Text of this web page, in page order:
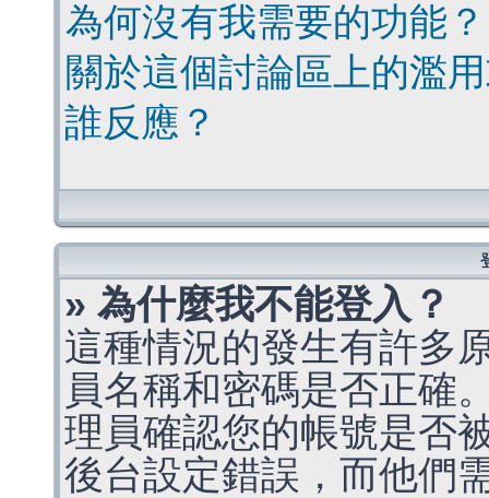
為何沒有我需要的功能？
關於這個討論區上的濫
誰反應？
» 為什麼我不能登入？
這種情況的發生有許多
員名稱和密碼是否正確
理員確認您的帳號是否
後台設定錯誤，而他們